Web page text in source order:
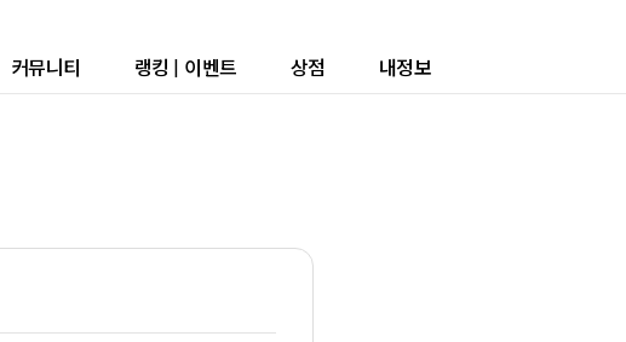
커뮤니티 랭킹 | 이벤트 상점 내정보